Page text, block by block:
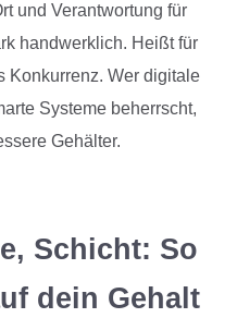
und Verantwortung für
handwerklich. Heißt für
Konkurrenz. Wer digitale
Systeme beherrscht,
Gehälter.
Schicht: So
dein Gehalt